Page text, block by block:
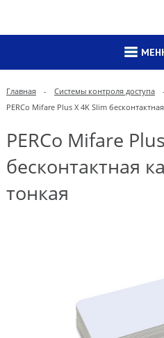
Главная - Системы контроля доступа -
PERCo Mifare Plus X 4K Slim
PERCo Mifare
бесконтактная
тонкая